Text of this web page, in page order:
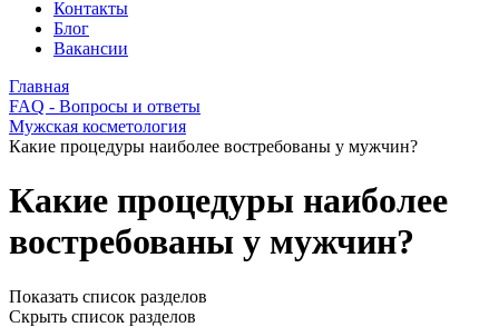
Контакты
Блог
Вакансии
Главная
FAQ - Вопросы и ответы
Мужская косметология
Какие процедуры наиболее востребованы у мужчин?
Какие процедуры наиболее
востребованы у мужчин?
Показать список разделов
Скрыть список разделов